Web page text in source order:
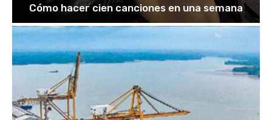
Cómo hacer cien canciones en una semana